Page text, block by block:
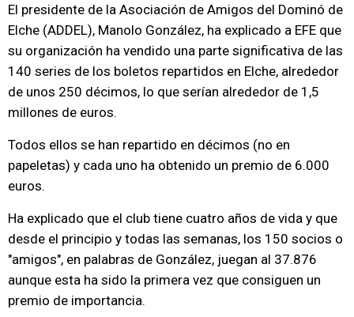
El presidente de la Asociación de Amigos del Dominó de
Elche (ADDEL), Manolo González, ha explicado a EFE que
su organización ha vendido una parte significativa de las
140 series de los boletos repartidos en Elche, alrededor
de unos 250 décimos, lo que serían alrededor de 1,5
millones de euros.
Todos ellos se han repartido en décimos (no en
papeletas) y cada uno ha obtenido un premio de 6.000
euros.
Ha explicado que el club tiene cuatro años de vida y que
desde el principio y todas las semanas, los 150 socios o
"amigos", en palabras de González, juegan al 37.876
aunque esta ha sido la primera vez que consiguen un
premio de importancia.